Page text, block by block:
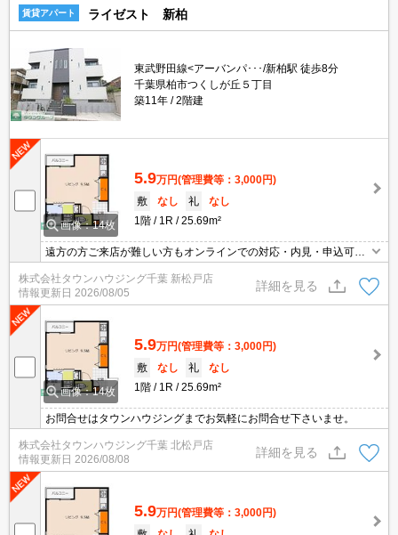
賃貸アパート ライゼスト 新柏
東武野田線<アーバンパ･･･/新柏駅 徒歩8分
千葉県柏市つくしが丘５丁目
築11年
2階建
画像：14枚
5.9万円(管理費等：3,000円)
敷
なし 礼
なし
1階
1R 25.69m²
遠方の方ご来店が難しい方もオンラインでの対応・内見・申込可能
です！
株式会社タウンハウジング千葉 新松戸店
情報更新日 2026/08/05
詳細を見る
画像：14枚
5.9万円(管理費等：3,000円)
敷
なし 礼
なし
1階
1R 25.69m²
お問合せはタウンハウジングまでお気軽にお問合せ下さいませ。
株式会社タウンハウジング千葉 北松戸店
情報更新日 2026/08/08
詳細を見る
5.9万円(管理費等：3,000円)